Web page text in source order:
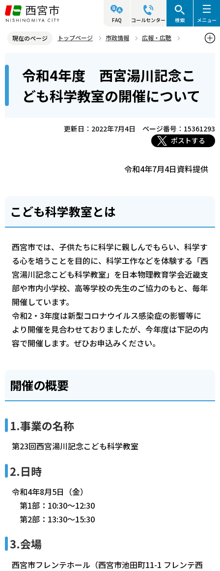
こ
の
ジ
頭
FAQ コールセンター 検索 メニュー
現在のページ トップページ 市政情報
広報・広聴
令和4年度 西宮湯川記念こども科学教室の開催について
令和4年度 西宮湯川記念こ
ども科学教室の開催について
更新日：2022年7月4日
ページ番号：15361293
ポストする
令和4年7月4日資料提供
こども科学教室とは
西宮市では、子供たちに科学に親しんでもらい、科学す
る心を培うことを目的に、科学工作などを体験する「西
宮湯川記念こども科学教室」を日本物理教育学会近畿支
部や市内小学校、高等学校の先生のご協力のもと、毎年
開催しています。
令和2・3年度は新型コロナウイルス感染症の影響等に
より開催を見合わせておりましたが、今年度は下記の内
容で開催します。ぜひお申込みください。
開催の概要
1.事業の名称
第23回西宮湯川記念こども科学教室
2.日時
令和4年8月5日（金）
第1部：10:30～12:30
第2部：13:30～15:30
3.会場
西宮市フレンテホール（西宮市池田町11-1 フレンテ西